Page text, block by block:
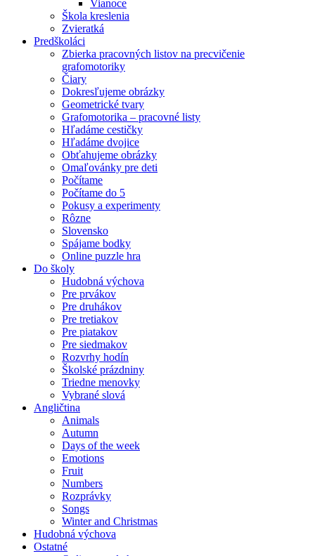
Vianoce
Škola kreslenia
Zvieratká
Predškoláci
Zbierka pracovných listov na precvičenie
grafomotoriky
Čiary
Dokresľujeme obrázky
Geometrické tvary
Grafomotorika – pracovné listy
Hľadáme cestičky
Hľadáme dvojice
Obťahujeme obrázky
Omaľovánky pre deti
Počítame
Počítame do 5
Pokusy a experimenty
Rôzne
Slovensko
Spájame bodky
Online puzzle hra
Do školy
Hudobná výchova
Pre prvákov
Pre druhákov
Pre tretiakov
Pre piatakov
Pre siedmakov
Rozvrhy hodín
Školské prázdniny
Triedne menovky
Vybrané slová
Angličtina
Animals
Autumn
Days of the week
Emotions
Fruit
Numbers
Rozprávky
Songs
Winter and Christmas
Hudobná výchova
Ostatné